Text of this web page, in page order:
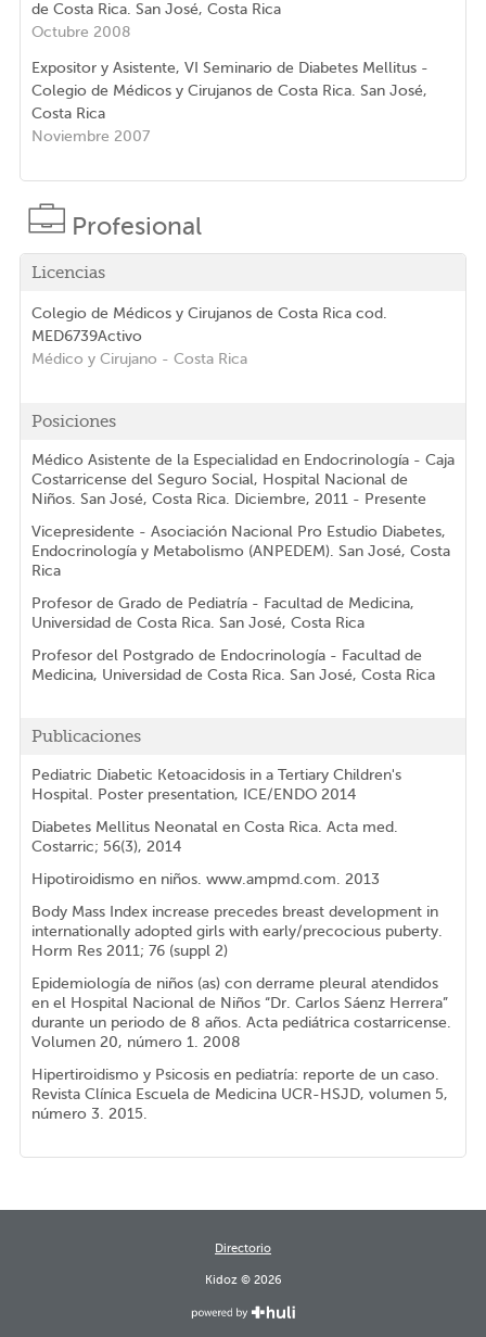
de Costa Rica. San José, Costa Rica
Octubre 2008
Expositor y Asistente, VI Seminario de Diabetes Mellitus -
Colegio de Médicos y Cirujanos de Costa Rica. San José,
Costa Rica
Noviembre 2007
Profesional
Licencias
Colegio de Médicos y Cirujanos de Costa Rica cod.
MED6739Activo
Médico y Cirujano - Costa Rica
Posiciones
Médico Asistente de la Especialidad en Endocrinología - Caja
Costarricense del Seguro Social, Hospital Nacional de
Niños. San José, Costa Rica. Diciembre, 2011 - Presente
Vicepresidente - Asociación Nacional Pro Estudio Diabetes,
Endocrinología y Metabolismo (ANPEDEM). San José, Costa
Rica
Profesor de Grado de Pediatría - Facultad de Medicina,
Universidad de Costa Rica. San José, Costa Rica
Profesor del Postgrado de Endocrinología - Facultad de
Medicina, Universidad de Costa Rica. San José, Costa Rica
Publicaciones
Pediatric Diabetic Ketoacidosis in a Tertiary Children's
Hospital. Poster presentation, ICE/ENDO 2014
Diabetes Mellitus Neonatal en Costa Rica. Acta med.
Costarric; 56(3), 2014
Hipotiroidismo en niños. www.ampmd.com. 2013
Body Mass Index increase precedes breast development in
internationally adopted girls with early/precocious puberty.
Horm Res 2011; 76 (suppl 2)
Epidemiología de niños (as) con derrame pleural atendidos
en el Hospital Nacional de Niños “Dr. Carlos Sáenz Herrera”
durante un periodo de 8 años. Acta pediátrica costarricense.
Volumen 20, número 1. 2008
Hipertiroidismo y Psicosis en pediatría: reporte de un caso.
Revista Clínica Escuela de Medicina UCR-HSJD, volumen 5,
número 3. 2015.
Directorio
Kidoz © 2026